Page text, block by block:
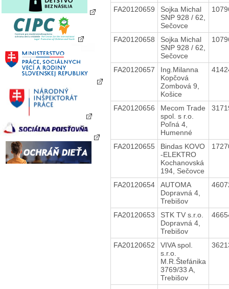
FA20120659
Sojka Michal
SNP 928 / 62,
Sečovce
FA20120658
Sojka Michal
SNP 928 / 62,
Sečovce
FA20120657
Ing.Milanna
Kopčová
Zombová 9,
Košice
FA20120656
Mecom Trade
spol. s r.o.
Poľná 4,
Humenné
FA20120655
Bindas KOVO
-ELEKTRO
Kochanovská
194, Sečovce
FA20120654
AUTOMA
Dopravná 4,
Trebišov
FA20120653
STK TV s.r.o.
Dopravná 4,
Trebišov
FA20120652
VIVA spol.
s.r.o.
M.R.Štefánika
3769/33 A,
Trebišov